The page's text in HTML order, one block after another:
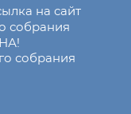
на сайт
собрания
собрания